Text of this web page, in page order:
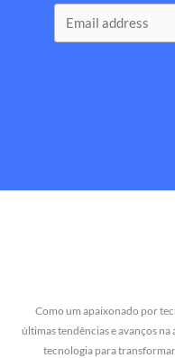
Como um apaixonado por
últimas tendências e avanços
tecnologia para transformar